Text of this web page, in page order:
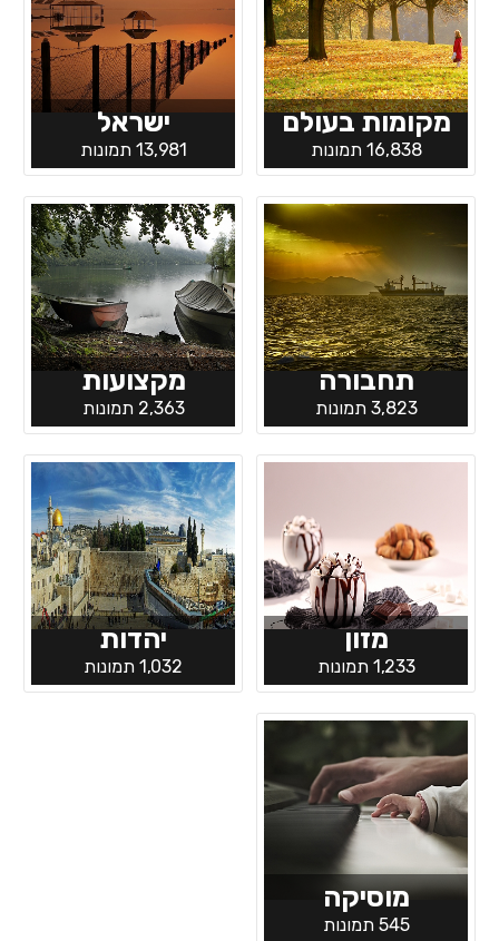
מקומות בעולם
16,838 תמונות
ישראל
13,981 תמונות
תחבורה
3,823 תמונות
מקצועות
2,363 תמונות
מזון
1,233 תמונות
יהדות
1,032 תמונות
מוסיקה
545 תמונות